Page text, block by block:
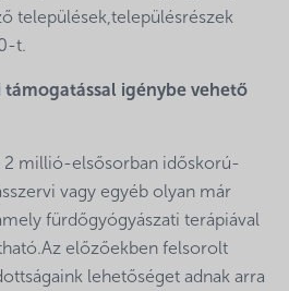
települések,településrészek
t.
támogatással igénybe vehető
2 millió-elsősorban időskorú-
vagy egyéb olyan már
fürdőgyógyászati terápiával
előzőekben felsorolt
lehetőséget adnak arra